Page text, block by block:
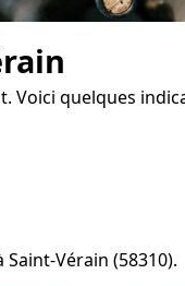
quelques
Vérain (58310).